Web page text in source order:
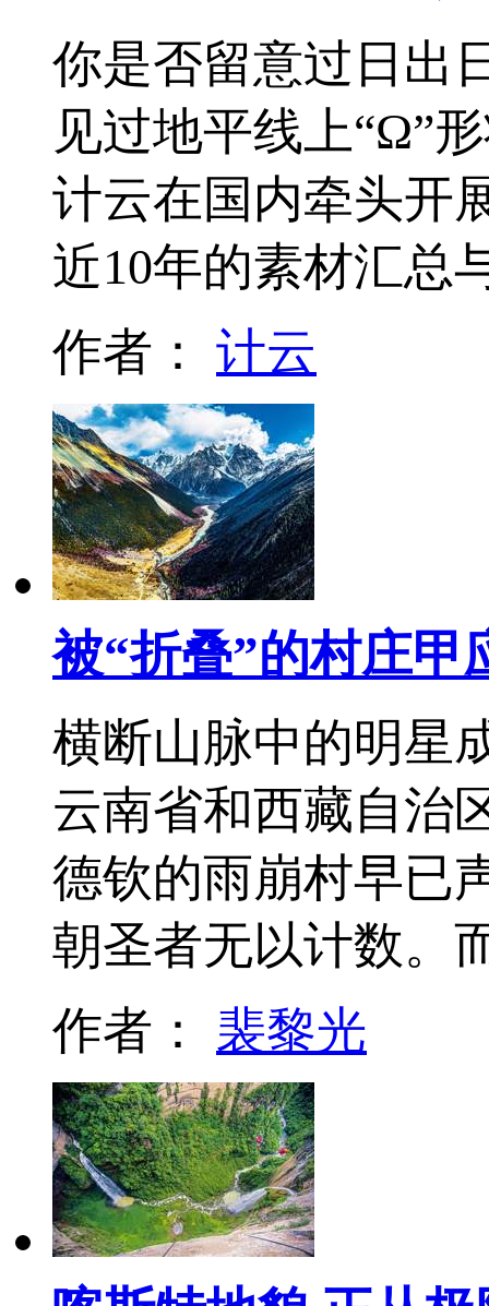
你是否留意过日出
见过地平线上“Ω”
计云在国内牵头开
近10年的素材汇
作者： 计云
被“折叠”的村庄甲
横断山脉中的明星
云南省和西藏自治
德钦的雨崩村早已
朝圣者无以计数
作者： 裴黎光